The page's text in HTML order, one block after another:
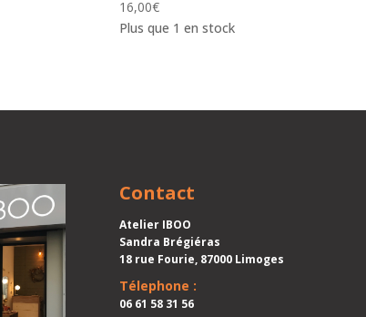
16,00€
Plus que 1 en stock
Contact
Atelier IBOO
Sandra Brégiéras
18 rue Fourie, 87000 Limoges
Télephone :
06 61 58 31 56